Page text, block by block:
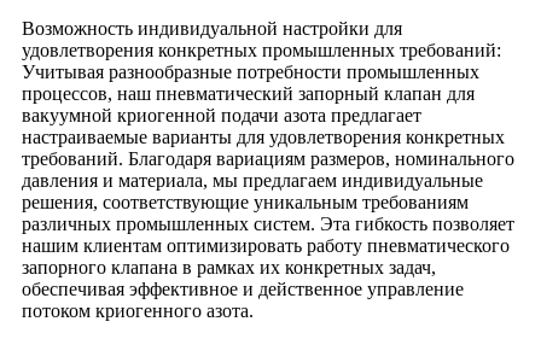
Возможность индивидуальной настройки для
удовлетворения конкретных промышленных требований:
Учитывая разнообразные потребности промышленных
процессов, наш пневматический запорный клапан для
вакуумной криогенной подачи азота предлагает
настраиваемые варианты для удовлетворения конкретных
требований. Благодаря вариациям размеров, номинального
давления и материала, мы предлагаем индивидуальные
решения, соответствующие уникальным требованиям
различных промышленных систем. Эта гибкость позволяет
нашим клиентам оптимизировать работу пневматического
запорного клапана в рамках их конкретных задач,
обеспечивая эффективное и действенное управление
потоком криогенного азота.